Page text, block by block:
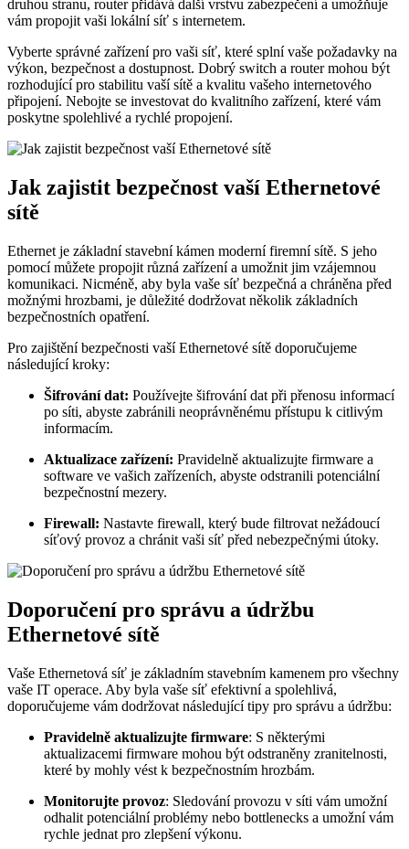
druhou stranu, router přidává další vrstvu zabezpečení a umožňuje
vám propojit vaši lokální síť s internetem.
Vyberte správné zařízení pro vaši síť, které splní vaše požadavky na
výkon, bezpečnost a dostupnost. Dobrý switch a router mohou být
rozhodující pro stabilitu vaší sítě a kvalitu vašeho internetového
připojení. Nebojte se investovat do kvalitního zařízení, které vám
poskytne spolehlivé a rychlé propojení.
Jak zajistit bezpečnost vaší Ethernetové
sítě
Ethernet je základní stavební kámen moderní firemní sítě. S jeho
pomocí můžete propojit různá zařízení a umožnit jim vzájemnou
komunikaci. Nicméně, aby byla vaše síť bezpečná a chráněna před
možnými hrozbami, je důležité dodržovat několik základních
bezpečnostních opatření.
Pro zajištění bezpečnosti vaší Ethernetové sítě doporučujeme
následující kroky:
Šifrování dat: Používejte šifrování dat při přenosu informací
po síti, abyste zabránili neoprávněnému přístupu k citlivým
informacím.
Aktualizace zařízení: Pravidelně aktualizujte firmware a
software ve vašich zařízeních, abyste odstranili potenciální
bezpečnostní mezery.
Firewall: Nastavte firewall, který bude filtrovat nežádoucí
síťový provoz a chránit vaši síť před nebezpečnými útoky.
Doporučení pro správu a údržbu
Ethernetové sítě
Vaše Ethernetová síť je základním stavebním kamenem pro všechny
vaše IT operace. Aby byla vaše síť efektivní a spolehlivá,
doporučujeme vám dodržovat následující tipy pro správu a údržbu:
Pravidelně aktualizujte firmware: S některými
aktualizacemi firmware mohou být odstraněny zranitelnosti,
které by mohly vést k bezpečnostním hrozbám.
Monitorujte provoz: Sledování provozu v síti vám umožní
odhalit potenciální problémy nebo bottlenecks a umožní vám
rychle jednat pro zlepšení výkonu.